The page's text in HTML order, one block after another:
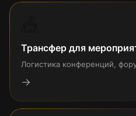
Трансфер для
Логистика конференций,
→